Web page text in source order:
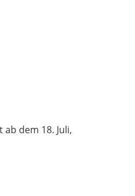
dem 18. Juli,